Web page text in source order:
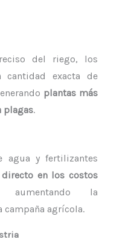
del riego, los
cantidad exacta de
plantas más
plagas.
agua y fertilizantes
directo en los costos
la
campaña agrícola.